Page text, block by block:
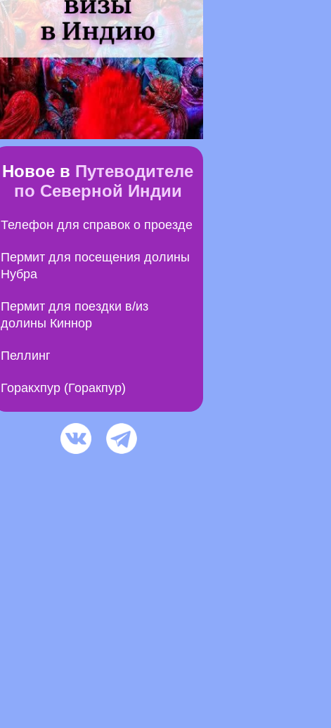
Новое в Путеводителе
по Северной Индии
Телефон для справок о проезде
Пермит для посещения долины
Нубра
Пермит для поездки в/из
долины Киннор
Пеллинг
Горакхпур (Горакпур)